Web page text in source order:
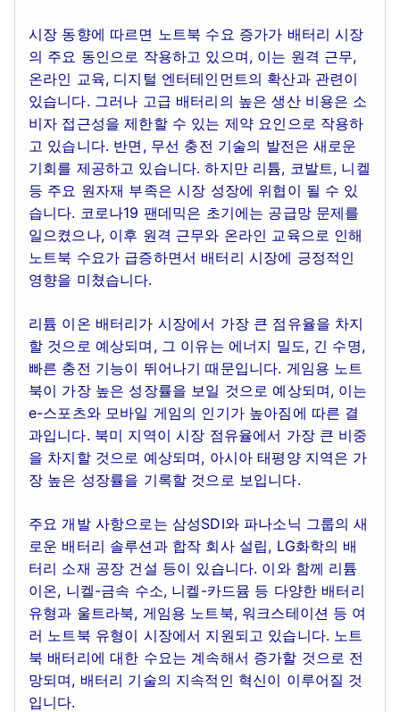
시장 동향에 따르면 노트북 수요 증가가 배터리 시장
의 주요 동인으로 작용하고 있으며, 이는 원격 근무,
온라인 교육, 디지털 엔터테인먼트의 확산과 관련이
있습니다. 그러나 고급 배터리의 높은 생산 비용은 소
비자 접근성을 제한할 수 있는 제약 요인으로 작용하
고 있습니다. 반면, 무선 충전 기술의 발전은 새로운
기회를 제공하고 있습니다. 하지만 리튬, 코발트, 니켈
등 주요 원자재 부족은 시장 성장에 위협이 될 수 있
습니다. 코로나19 팬데믹은 초기에는 공급망 문제를
일으켰으나, 이후 원격 근무와 온라인 교육으로 인해
노트북 수요가 급증하면서 배터리 시장에 긍정적인
영향을 미쳤습니다.
리튬 이온 배터리가 시장에서 가장 큰 점유율을 차지
할 것으로 예상되며, 그 이유는 에너지 밀도, 긴 수명,
빠른 충전 기능이 뛰어나기 때문입니다. 게임용 노트
북이 가장 높은 성장률을 보일 것으로 예상되며, 이는
e-스포츠와 모바일 게임의 인기가 높아짐에 따른 결
과입니다. 북미 지역이 시장 점유율에서 가장 큰 비중
을 차지할 것으로 예상되며, 아시아 태평양 지역은 가
장 높은 성장률을 기록할 것으로 보입니다.
주요 개발 사항으로는 삼성SDI와 파나소닉 그룹의 새
로운 배터리 솔루션과 합작 회사 설립, LG화학의 배
터리 소재 공장 건설 등이 있습니다. 이와 함께 리튬
이온, 니켈-금속 수소, 니켈-카드뮴 등 다양한 배터리
유형과 울트라북, 게임용 노트북, 워크스테이션 등 여
러 노트북 유형이 시장에서 지원되고 있습니다. 노트
북 배터리에 대한 수요는 계속해서 증가할 것으로 전
망되며, 배터리 기술의 지속적인 혁신이 이루어질 것
입니다.